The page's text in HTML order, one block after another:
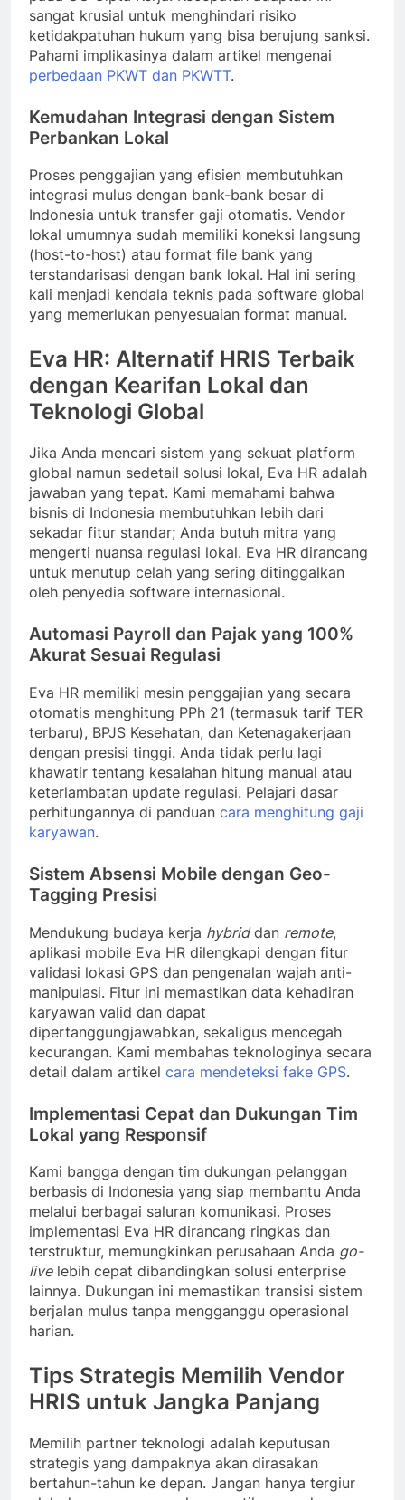
sangat krusial untuk menghindari risiko
ketidakpatuhan hukum yang bisa berujung sanksi.
Pahami implikasinya dalam artikel mengenai
perbedaan PKWT dan PKWTT.
Kemudahan Integrasi dengan Sistem
Perbankan Lokal
Proses penggajian yang efisien membutuhkan
integrasi mulus dengan bank-bank besar di
Indonesia untuk transfer gaji otomatis. Vendor
lokal umumnya sudah memiliki koneksi langsung
(host-to-host) atau format file bank yang
terstandarisasi dengan bank lokal. Hal ini sering
kali menjadi kendala teknis pada software global
yang memerlukan penyesuaian format manual.
Eva HR: Alternatif HRIS Terbaik
dengan Kearifan Lokal dan
Teknologi Global
Jika Anda mencari sistem yang sekuat platform
global namun sedetail solusi lokal, Eva HR adalah
jawaban yang tepat. Kami memahami bahwa
bisnis di Indonesia membutuhkan lebih dari
sekadar fitur standar; Anda butuh mitra yang
mengerti nuansa regulasi lokal. Eva HR dirancang
untuk menutup celah yang sering ditinggalkan
oleh penyedia software internasional.
Automasi Payroll dan Pajak yang 100%
Akurat Sesuai Regulasi
Eva HR memiliki mesin penggajian yang secara
otomatis menghitung PPh 21 (termasuk tarif TER
terbaru), BPJS Kesehatan, dan Ketenagakerjaan
dengan presisi tinggi. Anda tidak perlu lagi
khawatir tentang kesalahan hitung manual atau
keterlambatan update regulasi. Pelajari dasar
perhitungannya di panduan cara menghitung gaji
karyawan.
Sistem Absensi Mobile dengan Geo-
Tagging Presisi
Mendukung budaya kerja hybriddan remote,
aplikasi mobile Eva HR dilengkapi dengan fitur
validasi lokasi GPS dan pengenalan wajah anti-
manipulasi. Fitur ini memastikan data kehadiran
karyawan valid dan dapat
dipertanggungjawabkan, sekaligus mencegah
kecurangan. Kami membahas teknologinya secara
detail dalam artikel cara mendeteksi fake GPS.
Implementasi Cepat dan Dukungan Tim
Lokal yang Responsif
Kami bangga dengan tim dukungan pelanggan
berbasis di Indonesia yang siap membantu Anda
melalui berbagai saluran komunikasi. Proses
implementasi Eva HR dirancang ringkas dan
terstruktur, memungkinkan perusahaan Anda go-
livelebih cepat dibandingkan solusi enterprise
lainnya. Dukungan ini memastikan transisi sistem
berjalan mulus tanpa mengganggu operasional
harian.
Tips Strategis Memilih Vendor
HRIS untuk Jangka Panjang
Memilih partner teknologi adalah keputusan
strategis yang dampaknya akan dirasakan
bertahun-tahun ke depan. Jangan hanya tergiur